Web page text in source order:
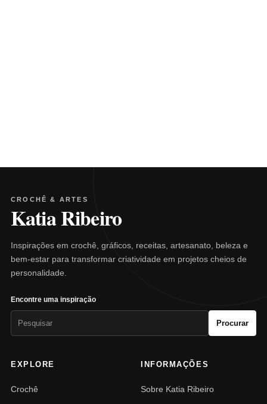
CROCHÊ & ARTES
Katia Ribeiro
Inspirações em crochê, gráficos, receitas, artesanato, beleza e
bem-estar para transformar criatividade em projetos cheios de
personalidade.
Encontre uma inspiração
Procurar
EXPLORE
Crochê
INFORMAÇÕES
Sobre Katia Ribeiro